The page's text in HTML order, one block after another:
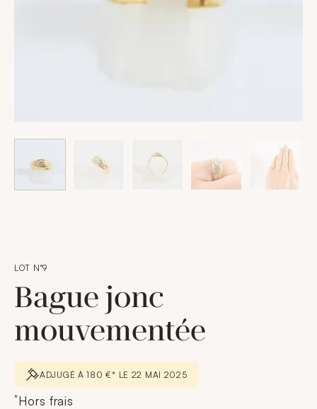
LOT N°9
Bague jonc
mouvementée
ADJUGÉ À 180 €* LE 22 MAI 2025
*Hors frais